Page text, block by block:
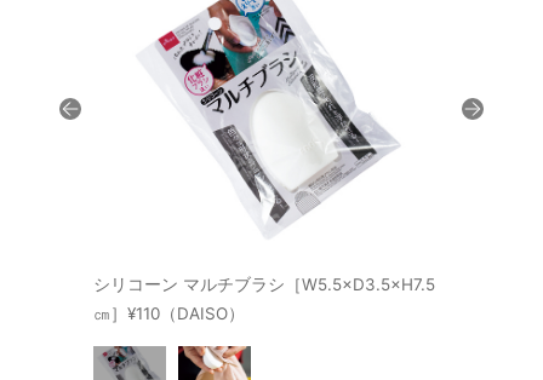
シリコーン マルチブラシ［W5.5×D3.5×H7.5
㎝］¥110（DAISO）